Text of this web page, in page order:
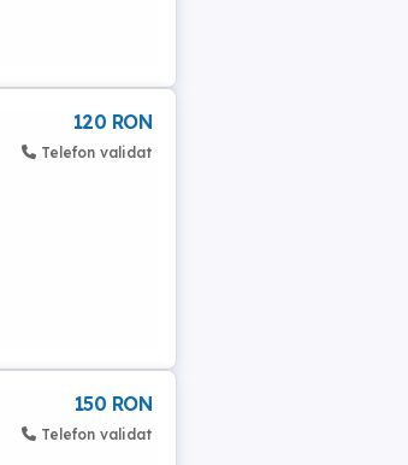
120 RON
Telefon validat
150 RON
Telefon validat